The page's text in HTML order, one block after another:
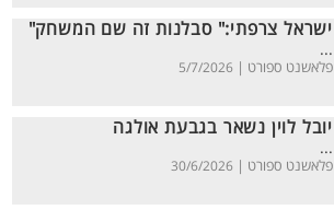
ישראל צרפתי:" סבלנות זה שם המשחק"
...
פלאשנט ספורט | 5/7/2026
יובל לוין נשאר בגבעת אולגה
...
פלאשנט ספורט | 30/6/2026